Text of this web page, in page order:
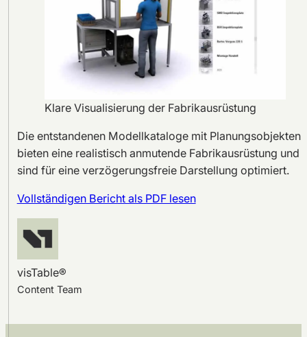
Klare Visualisierung der Fabrikausrüstung
Die entstandenen Modellkataloge mit Planungsobjekten
bieten eine realistisch anmutende Fabrikausrüstung und
sind für eine verzögerungsfreie Darstellung optimiert.
Vollständigen Bericht als PDF lesen
visTable®
Content Team